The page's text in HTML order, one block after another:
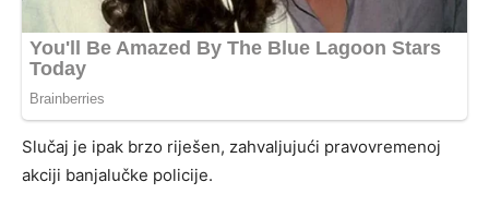
Slučaj je ipak brzo riješen, zahvaljujući pravovremenoj
akciji banjalučke policije.